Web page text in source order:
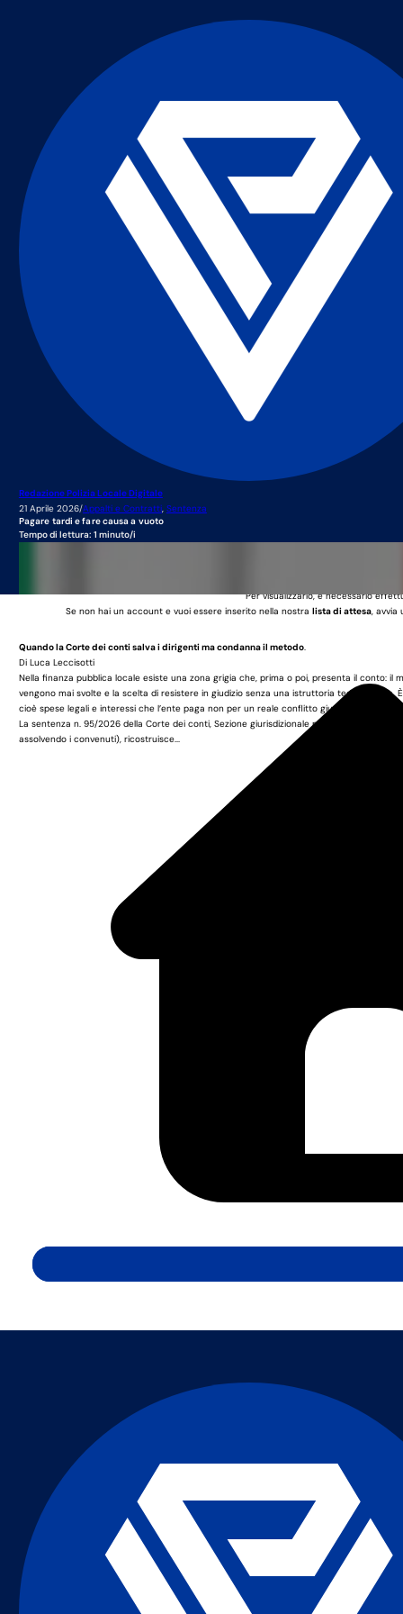
Redazione Polizia Locale Digitale
21 Aprile 2026/Appalti e Contratti, Sentenza
Pagare tardi e fare causa a vuoto
Tempo di lettura: 1 minuto/i
Quando la Corte dei conti salva i dirigenti ma condanna il metodo.
Di Luca Leccisotti
Nella finanza pubblica locale esiste una zona grigia che, prima o poi, presenta il conto:
vengono mai svolte e la scelta di resistere in giudizio senza una istruttoria tecnica
cioè spese legali e interessi che l’ente paga non per un reale conflitto giuridico, ma per
La sentenza n. 95/2026 della Corte dei conti, Sezione giurisdizionale per l’Abruzzo, è
assolvendo i convenuti), ricostruisce...
Per visualizzarlo, è necessario
Se non hai un account e vuoi essere inserito nella nostra lista di attesa, avvia